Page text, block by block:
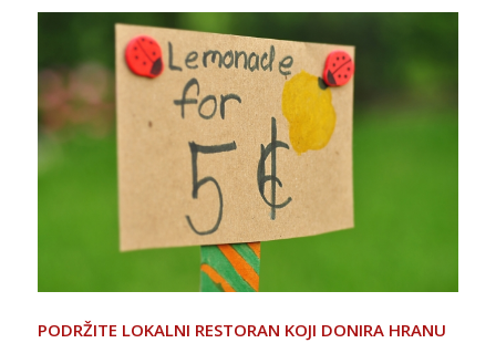
PODRŽITE LOKALNI RESTORAN KOJI DONIRA HRANU